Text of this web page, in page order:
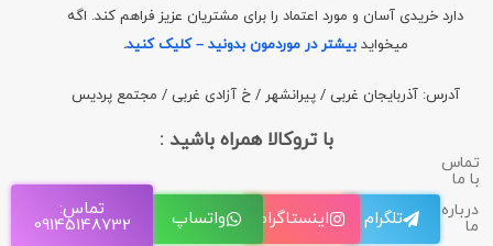
دارد خریدی آسان و مورد اعتماد را برای مشتریان عزیز فراهم کند. اگه
میخوایدبیشتر در موردمون بدونید – کلیک کنید.
آدرس: آذربایجان غربی / پیرانشهر / خ آزادی غربی / مجتمع پردیس
با تروکالا همراه باشید :
تماس
با ما
درباره
ما
تلگرام اینستاگرام واتساپ تماس:
09145148732